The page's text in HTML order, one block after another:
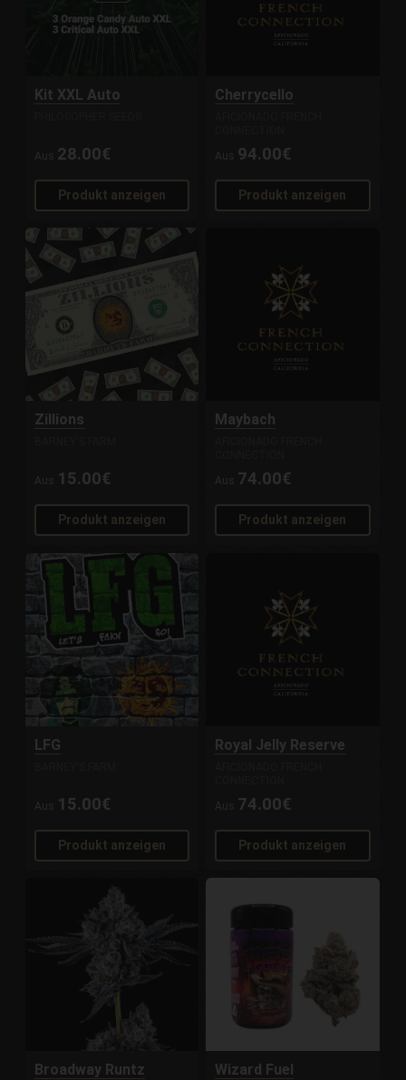
Kit XXL Auto
Aus 28.00€
Produkt anzeigen
Cherrycello
Aus 94.00€
Produkt anzeigen
Zillions
Aus 15.00€
Produkt anzeigen
Maybach
Aus 74.00€
Produkt anzeigen
LFG
Aus 15.00€
Produkt anzeigen
Royal Jelly Reserve
Aus 74.00€
Produkt anzeigen
Broadway Runtz Wizard Fuel